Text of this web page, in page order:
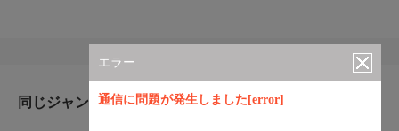
エラー
通信に問題が発生しました[error]
同じジャンルのおすすめ番組